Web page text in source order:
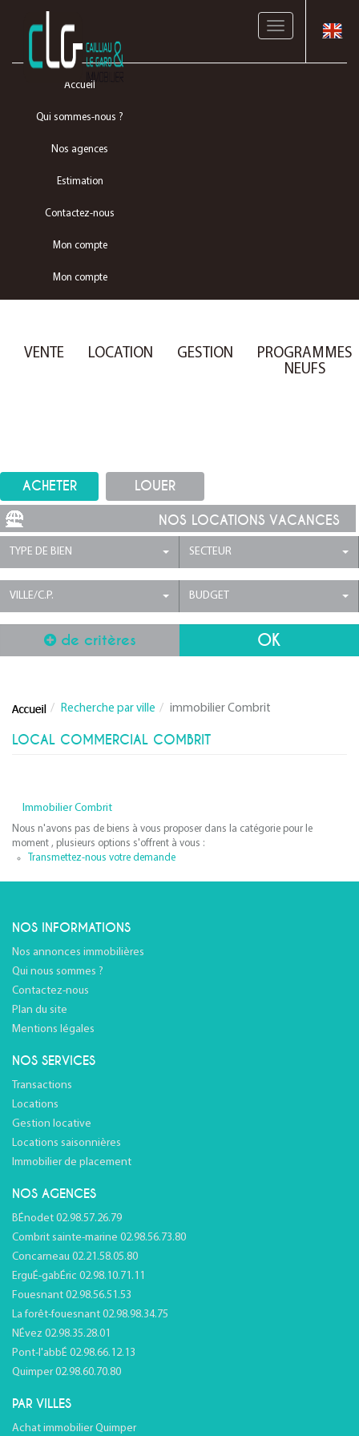
Toggle
Accueil
Qui sommes-nous ?
Nos agences
Estimation
Contactez-nous
Mon compte
Mon compte
VENTE LOCATION GESTION
PROGRAMMES
NEUFS
ACHETER LOUER
NOS LOCATIONS VACANCES
TYPE DE BIEN SECTEUR
VILLE/C.P. BUDGET
de critères
Recherche par ville immobilier Combrit
LOCAL COMMERCIAL COMBRIT
Immobilier Combrit
Nous n'avons pas de biens à vous proposer dans la catégorie pour le
moment , plusieurs options s'offrent à vous :
Transmettez-nous votre demande
NOS INFORMATIONS
Nos annonces immobilières
Qui nous sommes ?
Contactez-nous
Plan du site
Mentions légales
NOS SERVICES
Transactions
Locations
Gestion locative
Locations saisonnières
Immobilier de placement
NOS AGENCES
BÉnodet 02.98.57.26.79
Combrit sainte-marine 02.98.56.73.80
Concarneau 02.21.58.05.80
ErguÉ-gabÉric 02.98.10.71.11
Fouesnant 02.98.56.51.53
La forêt-fouesnant 02.98.98.34.75
NÉvez 02.98.35.28.01
Pont-l'abbÉ 02.98.66.12.13
Quimper 02.98.60.70.80
PAR VILLES
Achat immobilier Quimper